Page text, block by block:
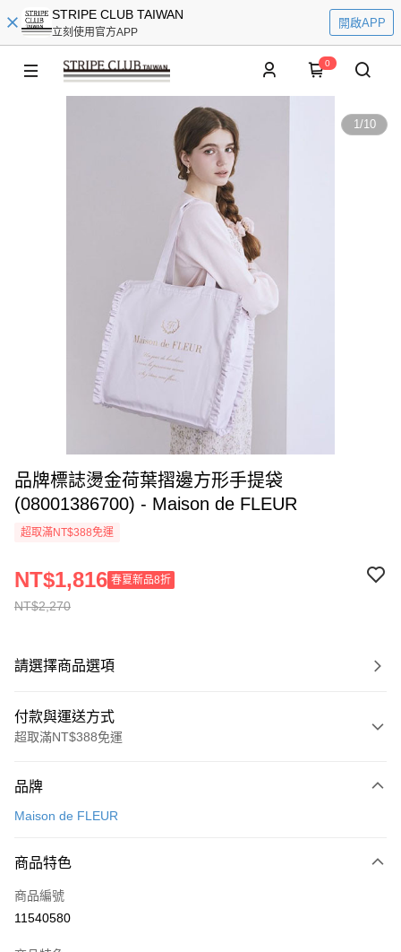
STRIPE CLUB TAIWAN
立刻使用官方APP
開啟APP
0
1/10
品牌標誌燙金荷葉摺邊方形手提袋
(08001386700) - Maison de FLEUR
超取滿NT$388免運
NT$2,270
NT$1,816 春夏新品8折
請選擇商品選項
付款與運送方式
超取滿NT$388免運
信用卡一次付款
3 期 0 利率 每期
合作金庫商業銀行
上海商業儲蓄銀行
超商取貨付款
LINE Pay
品牌
Maison de FLEUR
商品特色
商品編號
11540580